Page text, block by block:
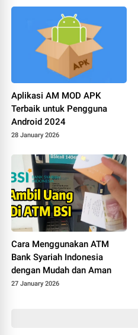
Aplikasi AM MOD APK
Terbaik untuk Pengguna
Android 2024
28 January 2026
Cara Menggunakan ATM
Bank Syariah Indonesia
dengan Mudah dan Aman
27 January 2026